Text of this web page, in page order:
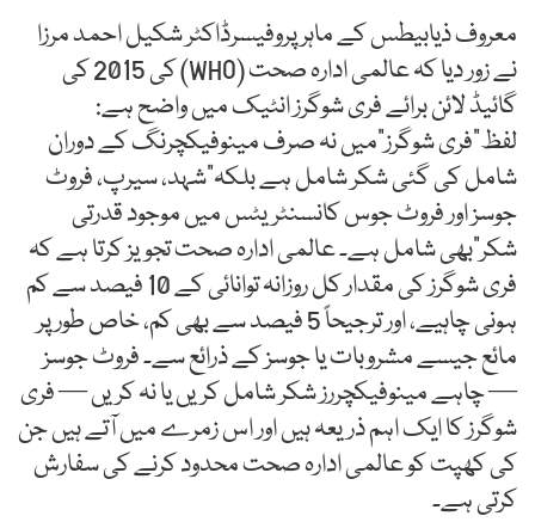
معروف ذیابیطس کے ماہر پروفیسرڈاکٹر شکیل احمد مرزا
نے زور دیا کہ عالمی ادارہ صحت (WHO) کی 2015 کی
گائیڈ لائن برائے فری شوگرز انٹیک میں واضح ہے:
لفظ“فری شوگرز”میں نہ صرف مینوفیکچرنگ کے دوران
شامل کی گئی شکر شامل ہے بلکہ“شہد، سیرپ، فروٹ
جوسز اور فروٹ جوس کانسنٹریٹس میں موجود قدرتی
شکر”بھی شامل ہے۔ عالمی ادارہ صحت تجویز کرتا ہے کہ
فری شوگرز کی مقدار کل روزانہ توانائی کے 10 فیصد سے کم
ہونی چاہیے، اور ترجیحاً 5 فیصد سے بھی کم، خاص طور پر
مائع جیسے مشروبات یا جوسز کے ذرائع سے۔ فروٹ جوسز
— چاہے مینوفیکچررز شکر شامل کریں یا نہ کریں — فری
شوگرز کا ایک اہم ذریعہ ہیں اور اس زمرے میں آتے ہیں جن
کی کھپت کو عالمی ادارہ صحت محدود کرنے کی سفارش
کرتی ہے۔